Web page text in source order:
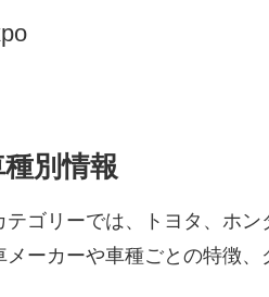
別情報
テゴリーでは、トヨタ、ホ
ーカーや車種ごとの特徴